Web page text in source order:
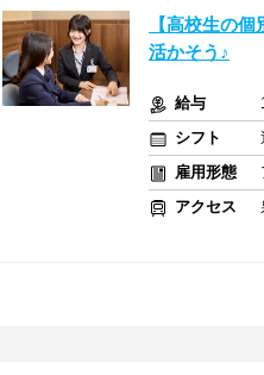
【高校生の
活かそう♪
給与
シフト
雇用形態
アクセス